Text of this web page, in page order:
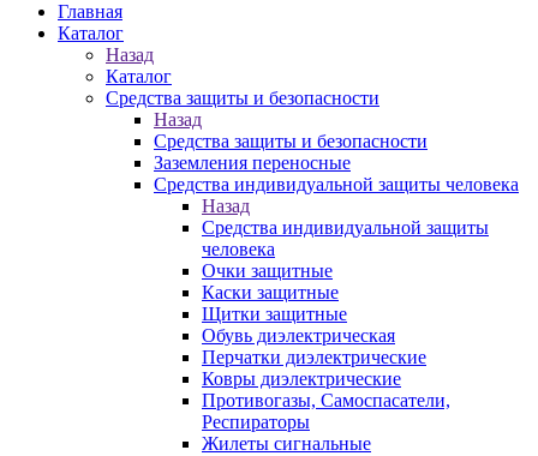
Главная
Каталог
Назад
Каталог
Средства защиты и безопасности
Назад
Средства защиты и безопасности
Заземления переносные
Средства индивидуальной защиты человека
Назад
Средства индивидуальной защиты
человека
Очки защитные
Каски защитные
Щитки защитные
Обувь диэлектрическая
Перчатки диэлектрические
Ковры диэлектрические
Противогазы, Самоспасатели,
Респираторы
Жилеты сигнальные